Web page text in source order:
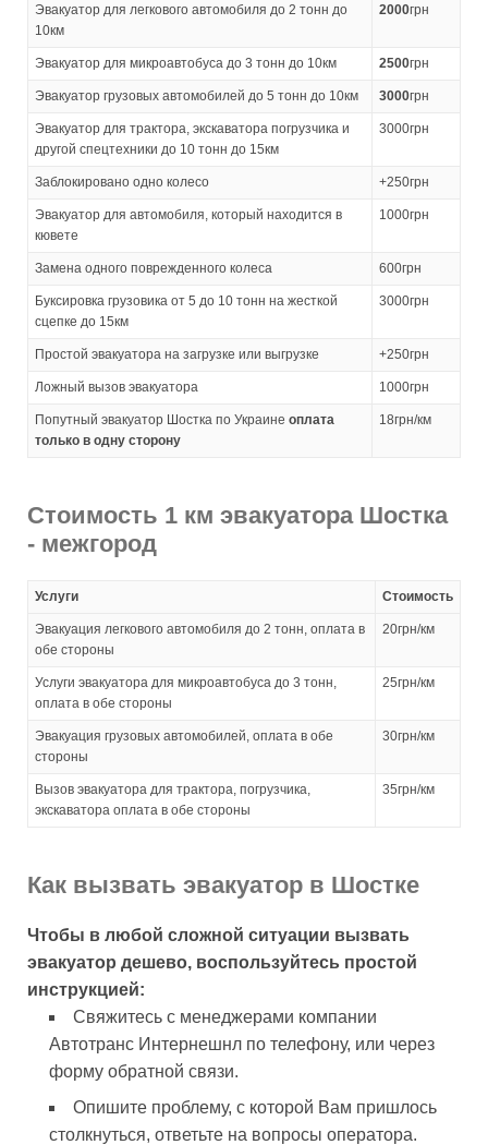
Эвакуатор для легкового автомобиля до 2 тонн до
10км
2000грн
Эвакуатор для микроавтобуса до 3 тонн до 10км 2500грн
Эвакуатор грузовых автомобилей до 5 тонн до 10км 3000грн
Эвакуатор для трактора, экскаватора погрузчика и
другой спецтехники до 10 тонн до 15км
3000грн
Заблокировано одно колесо +250грн
Эвакуатор для автомобиля, который находится в
кювете
1000грн
Замена одного поврежденного колеса 600грн
Буксировка грузовика от 5 до 10 тонн на жесткой
сцепке до 15км
3000грн
Простой эвакуатора на загрузке или выгрузке +250грн
Ложный вызов эвакуатора 1000грн
Попутный эвакуатор Шостка по Украине оплата
только в одну сторону
18грн/км
Стоимость 1 км эвакуатора Шостка
- межгород
Услуги Стоимость
Эвакуация легкового автомобиля до 2 тонн, оплата в
обе стороны
20грн/км
Услуги эвакуатора для микроавтобуса до 3 тонн,
оплата в обе стороны
25грн/км
Эвакуация грузовых автомобилей, оплата в обе
стороны
30грн/км
Вызов эвакуатора для трактора, погрузчика,
экскаватора оплата в обе стороны
35грн/км
Как вызвать эвакуатор в Шостке
Чтобы в любой сложной ситуации вызвать
эвакуатор дешево, воспользуйтесь простой
инструкцией:
Свяжитесь с менеджерами компании
Автотранс Интернешнл по телефону, или через
форму обратной связи.
Опишите проблему, с которой Вам пришлось
столкнуться, ответьте на вопросы оператора.